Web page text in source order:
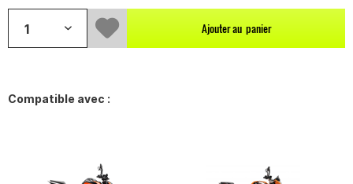
Ajouter au panier
Compatible avec :